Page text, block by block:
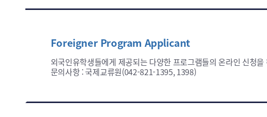
Foreigner Program Applicant
외국인유학생들에게 제공되는 다양한 프로그램들의 온라인 신청
문의사항 : 국제교류원(042-821-1395, 1398)